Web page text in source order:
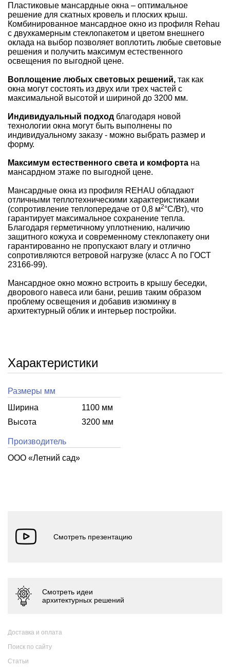
Пластиковые мансардные окна – оптимальное
решение для скатных кровель и плоских крыш.
Комбинированное мансардное окно из профиля Rehau
с двухкамерным стеклопакетом и цветом внешнего
оклада на выбор позволяет воплотить любые световые
решения и получить максимум естественного
освещения по выгодной цене.
Воплощение любых световых решений, так как
окна могут состоять из двух или трех частей с
максимальной высотой и шириной до 3200 мм.
Индивидуальный подход благодаря новой
технологии окна могут быть выполнены по
индивидуальному заказу - можно выбрать размер и
форму.
Максимум естественного света и комфорта на
мансардном этаже по выгодной цене.
Мансардные окна из профиля REHAU обладают
отличными теплотехническими характеристиками
(сопротивление теплопередаче от 0,8 м2°С/Вт), что
гарантирует максимальное сохранение тепла.
Благодаря герметичному уплотнению, наличию
защитного кожуха и современному стеклопакету они
гарантированно не пропускают влагу и отлично
сопротивляются ветровой нагрузке (класс А по ГОСТ
23166-99).
Мансардное окно можно встроить в крышу беседки,
дворового навеса или бани, решив таким образом
проблему освещения и добавив изюминку в
архитектурный облик и интерьер постройки.
Характеристики
Размеры мм
Ширина
1100 мм
Высота
3200 мм
Производитель
ООО «Летний cад»
Доставка и оплата
Поиск по сайту
Статьи